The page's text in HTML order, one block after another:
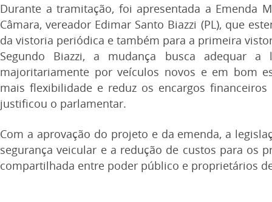
Durante a tramitação, foi apresentada a Emenda
Câmara, vereador Edimar Santo Biazzi (PL), que
da vistoria periódica e também para a primeira
Segundo Biazzi, a mudança busca adequar
majoritariamente por veículos novos e em bom
mais flexibilidade e reduz os encargos
justificou o parlamentar.
Com a aprovação do projeto e da emenda, a
segurança veicular e a redução de custos para os
compartilhada entre poder público e proprietários